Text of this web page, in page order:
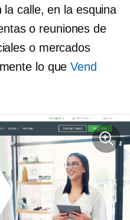
calle, en la esquina
o reuniones de
o mercados
lo queVend